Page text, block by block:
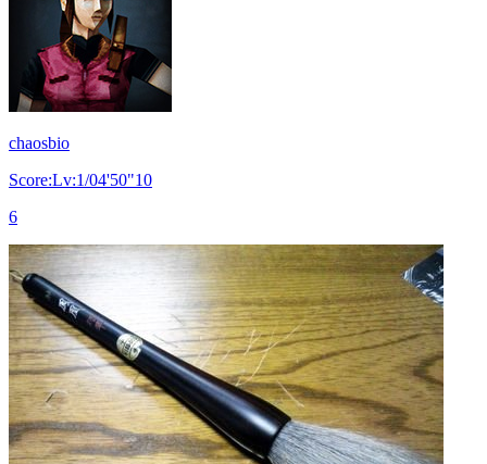
chaosbio
Score:Lv:1/04'50"10
6